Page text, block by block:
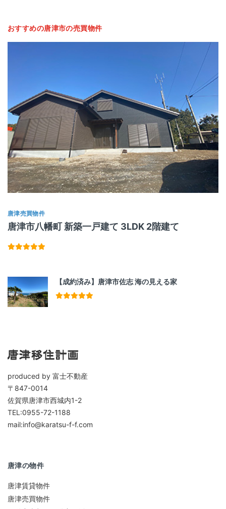
おすすめの唐津市の売買物件
唐津売買物件
唐津市八幡町 新築一戸建て 3LDK 2階建て
【成約済み】唐津市佐志 海の見える家
produced by 富士不動産
〒847-0014
佐賀県唐津市西城内1-2
TEL:0955-72-1188
mail:info@karatsu-f-f.com
唐津の物件
唐津賃貸物件
唐津売買物件